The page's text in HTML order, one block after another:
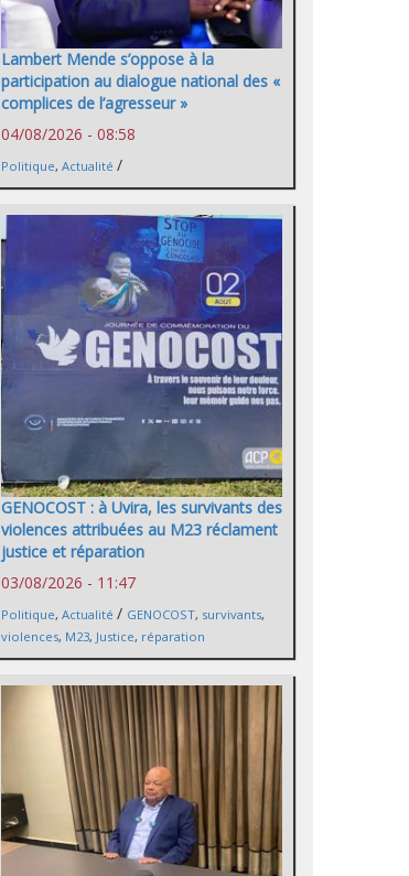
Lambert Mende s’oppose à la
participation au dialogue national des «
complices de l’agresseur »
04/08/2026 - 08:58
Politique, Actualité /
GENOCOST : à Uvira, les survivants des
violences attribuées au M23 réclament
justice et réparation
03/08/2026 - 11:47
Politique, Actualité / GENOCOST, survivants,
violences, M23, Justice, réparation